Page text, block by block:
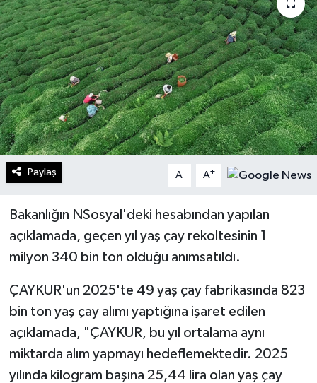
Paylaş A- A+
Bakanlığın NSosyal'deki hesabından yapılan
açıklamada, geçen yıl yaş çay rekoltesinin 1
milyon 340 bin ton olduğu anımsatıldı.
ÇAYKUR'un 2025'te 49 yaş çay fabrikasında 823
bin ton yaş çay alımı yaptığına işaret edilen
açıklamada, "ÇAYKUR, bu yıl ortalama aynı
miktarda alım yapmayı hedeflemektedir. 2025
yılında kilogram başına 25,44 lira olan yaş çay
Kültür - Sanat
Lider Haber TV Canlı Yayın izle